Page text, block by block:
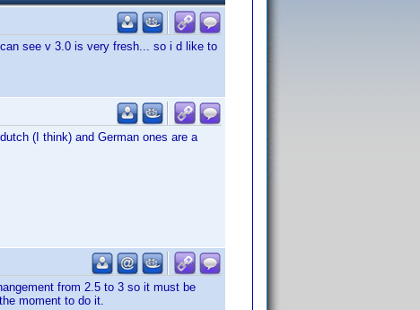
see v 3.0 is very fresh... so i d like to
(I think) and German ones are a
from 2.5 to 3 so it must be
moment to do it.